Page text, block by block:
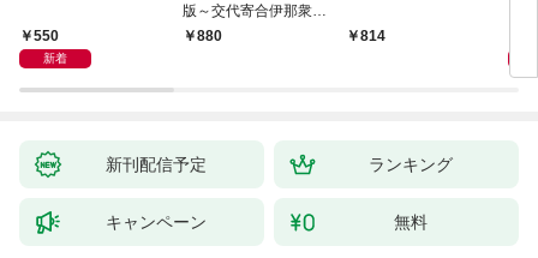
550
新着
版～交代寄合伊那衆異
聞（1）～
880 814
新刊配信予定 ランキング
キャンペーン 無料